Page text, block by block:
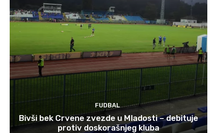
FUDBAL
Bivši bek Crvene zvezde u Mladosti – debituje
protiv doskorašnjeg kluba